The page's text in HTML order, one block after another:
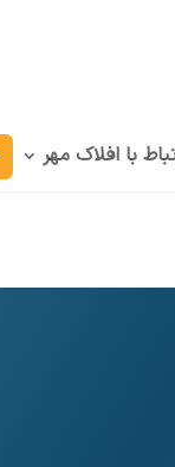
با افلاک مهر